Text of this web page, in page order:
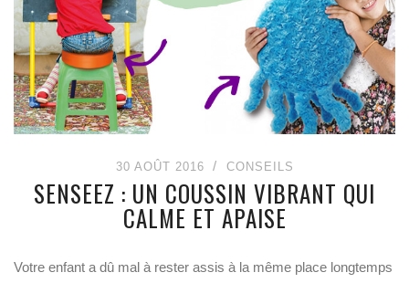
30 AOÛT 2016 CONSEILS
SENSEEZ : UN COUSSIN VIBRANT QUI
CALME ET APAISE
Votre enfant a dû mal à rester assis à la même place longtemps